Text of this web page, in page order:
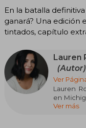
En la batalla
ganará? Una edición
tintados, capítulo
Lauren
(Autor)
Ver
Lauren
en
mundos
Ver más